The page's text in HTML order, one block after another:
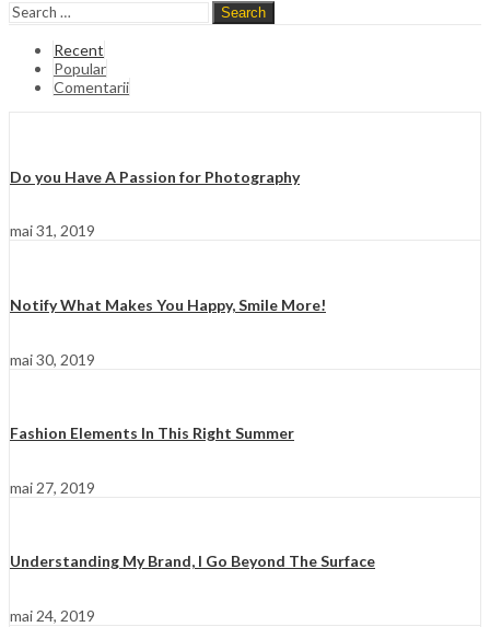
Search
Recent
Popular
Comentarii
Do you Have A Passion for Photography
mai 31, 2019
Notify What Makes You Happy, Smile More!
mai 30, 2019
Fashion Elements In This Right Summer
mai 27, 2019
Understanding My Brand, I Go Beyond The Surface
mai 24, 2019